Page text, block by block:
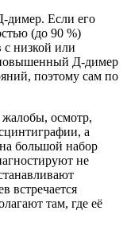
Если его
(до 90 %)
низкой или
Д‑димер
поэтому сам по
жалобы, осмотр,
а
большой набор
не
встречается
там, где её